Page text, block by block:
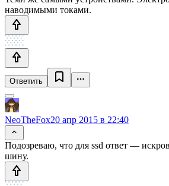
наводимыми токами.
Ответить
NeoTheFox20 апр 2015 в 22:40
Подозреваю, что для ssd ответ —
шину.